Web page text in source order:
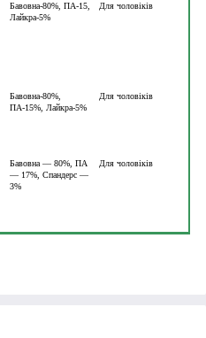
Бавовна-80%, ПА-15,
Лайкра-5%
Для чоловіків
Бавовна-80%,
ПА-15%, Лайкра-5%
Для чоловіків
Бавовна — 80%, ПА
— 17%, Спандерс —
3%
Для чоловіків